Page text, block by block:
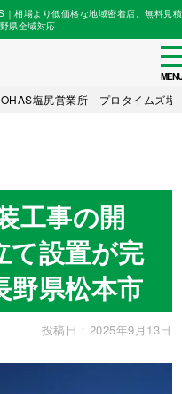
相場より低価格な地域密着店。無料見積
県全域対応
塩尻営業所 プロタイムズ塩
工事の開
て設置が完
野県松本市
投稿日：2025年9月13日